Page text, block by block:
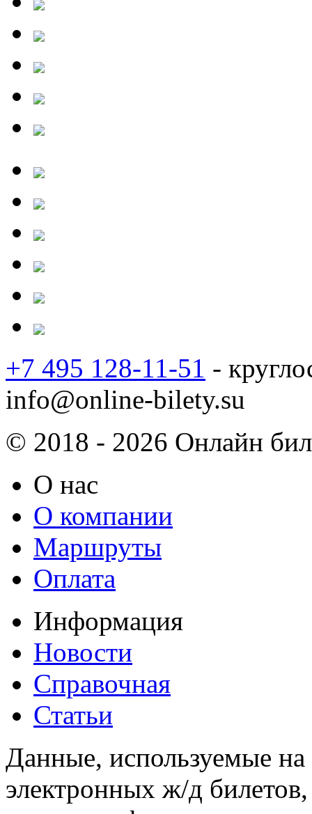
+7 495 128-11-51 -
info@online-bilety.su
© 2018 - 2026 Онлайн
О нас
О компании
Маршруты
Оплата
Информация
Новости
Справочная
Статьи
Данные, используемые на
электронных ж/д